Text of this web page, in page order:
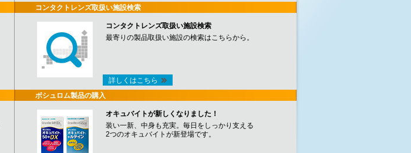
コンタクトレンズ取扱い施設検索
コンタクトレンズ取扱い施設検索
最寄りの製品取扱い施設の検索はこちらから。
詳しくはこちら
ボシュロム製品の購入
オキュバイトが新しくなりました！
装い一新、中身も充実。毎日をしっかり支える
2つのオキュバイトが新登場です。